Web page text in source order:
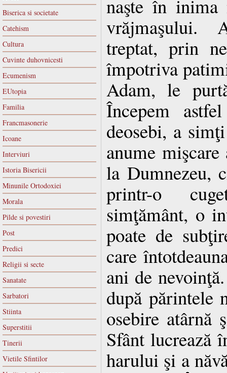
Biserica si societate
Catehism
Cultura
Cuvinte duhovnicesti
Ecumenism
EUtopia
Familia
Francmasonerie
Icoane
Interviuri
Istoria Bisericii
Minunile Ortodoxiei
Morala
Pilde si povestiri
Post
Predici
Religii si secte
Sanatate
Sarbatori
Stiinta
Superstitii
Tinerii
Vietile Sfintilor
naşte în inima
vrăjmaşului.
treptat, prin
împotriva
Adam, le
Începem
deosebi, a
anume
la Dumnezeu,
printr-o
simţământ, o
poate de
care
ani de
după părintele
osebire
Sfânt lucrează
harului şi a